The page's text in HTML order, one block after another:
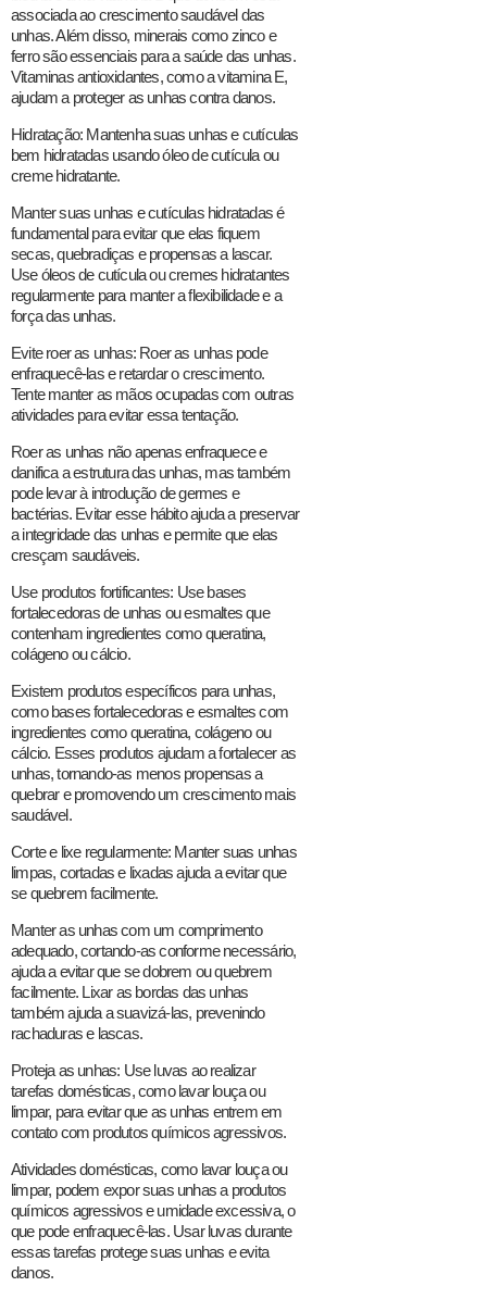
associada ao crescimento saudável das
unhas. Além disso, minerais como zinco e
ferro são essenciais para a saúde das unhas.
Vitaminas antioxidantes, como a vitamina E,
ajudam a proteger as unhas contra danos.
Hidratação: Mantenha suas unhas e cutículas
bem hidratadas usando óleo de cutícula ou
creme hidratante.
Manter suas unhas e cutículas hidratadas é
fundamental para evitar que elas fiquem
secas, quebradiças e propensas a lascar.
Use óleos de cutícula ou cremes hidratantes
regularmente para manter a flexibilidade e a
força das unhas.
Evite roer as unhas: Roer as unhas pode
enfraquecê-las e retardar o crescimento.
Tente manter as mãos ocupadas com outras
atividades para evitar essa tentação.
Roer as unhas não apenas enfraquece e
danifica a estrutura das unhas, mas também
pode levar à introdução de germes e
bactérias. Evitar esse hábito ajuda a preservar
a integridade das unhas e permite que elas
cresçam saudáveis.
Use produtos fortificantes: Use bases
fortalecedoras de unhas ou esmaltes que
contenham ingredientes como queratina,
colágeno ou cálcio.
Existem produtos específicos para unhas,
como bases fortalecedoras e esmaltes com
ingredientes como queratina, colágeno ou
cálcio. Esses produtos ajudam a fortalecer as
unhas, tornando-as menos propensas a
quebrar e promovendo um crescimento mais
saudável.
Corte e lixe regularmente: Manter suas unhas
limpas, cortadas e lixadas ajuda a evitar que
se quebrem facilmente.
Manter as unhas com um comprimento
adequado, cortando-as conforme necessário,
ajuda a evitar que se dobrem ou quebrem
facilmente. Lixar as bordas das unhas
também ajuda a suavizá-las, prevenindo
rachaduras e lascas.
Proteja as unhas: Use luvas ao realizar
tarefas domésticas, como lavar louça ou
limpar, para evitar que as unhas entrem em
contato com produtos químicos agressivos.
Atividades domésticas, como lavar louça ou
limpar, podem expor suas unhas a produtos
químicos agressivos e umidade excessiva, o
que pode enfraquecê-las. Usar luvas durante
essas tarefas protege suas unhas e evita
danos.